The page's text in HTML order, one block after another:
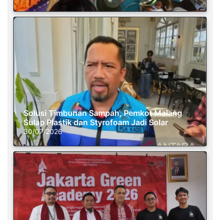
Solusi Timbunan Sampah, Pemkot Malang
Sulap Plastik dan Styrofoam Jadi Solar
30/07/2026